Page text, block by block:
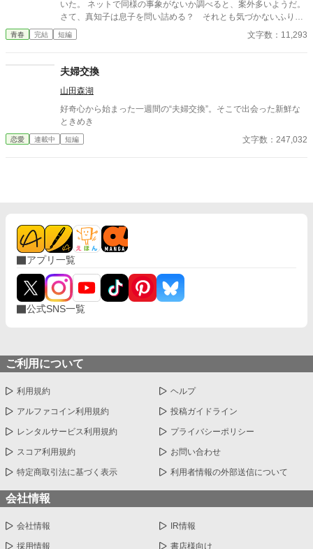
いた。 ネットで同様の事象がないか調べると、案外多いようだ。
さて、真知子は息子を問い詰める？ それとも気づかないふりを
青春 完結 短編 文字数：11,293
夫婦交換
山田森湖
好奇心から始まった一週間の“夫婦交換”。そこで出会った新鮮な
ときめき
恋愛 連載中 短編 文字数：247,032
アプリ一覧
公式SNS一覧
ご利用について
利用規約 ヘルプ
アルファコイン利用規約 投稿ガイドライン
レンタルサービス利用規約 プライバシーポリシー
スコア利用規約 お問い合わせ
特定商取引法に基づく表示 利用者情報の外部送信について
会社情報
会社情報 IR情報
採用情報 書店様向け